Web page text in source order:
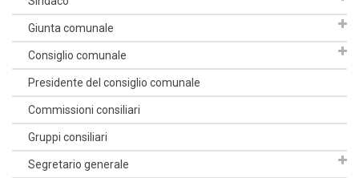
Giunta comunale
Consiglio comunale
Presidente del consiglio comunale
Commissioni consiliari
Gruppi consiliari
Segretario generale